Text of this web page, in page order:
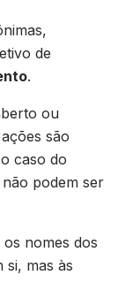
de
.
ou
são
caso do
podem ser
nomes dos
si, mas às